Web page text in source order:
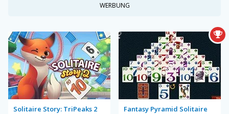
WERBUNG
Solitaire Story: TriPeaks 2 Fantasy Pyramid Solitaire